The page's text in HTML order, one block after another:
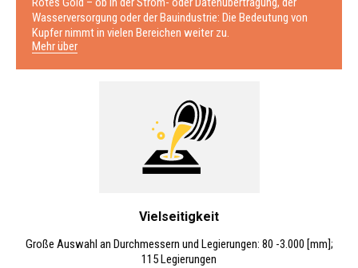
Wasserversorgung oder der Bauindustrie: Die Bedeutung von
Kupfer nimmt in vielen Bereichen weiter zu.
Mehr über
Vielseitigkeit
Große Auswahl an Durchmessern und Legierungen: 80 -3.000 [mm];
115 Legierungen